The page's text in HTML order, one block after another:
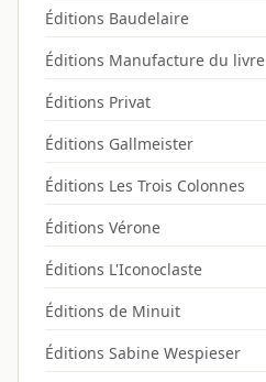
Éditions Baudelaire
Éditions Manufacture du livre
Éditions Privat
Éditions Gallmeister
Éditions Les Trois Colonnes
Éditions Vérone
Éditions L'Iconoclaste
Éditions de Minuit
Éditions Sabine Wespieser